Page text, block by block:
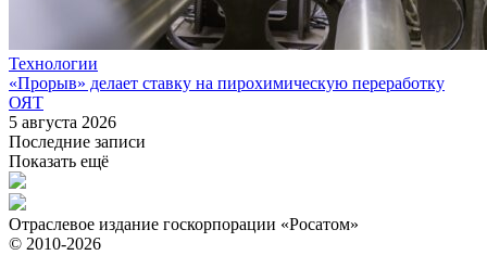
Технологии
«Прорыв» делает ставку на пирохимическую переработку
ОЯТ
5 августа 2026
Последние записи
Показать ещё
Отраслевое издание госкорпорации «Росатом»
© 2010-2026